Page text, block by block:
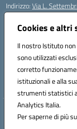
Cookies e
Il nostro Istituto
sono utilizzati
corretto
istituzionali e alla
strumenti statistici
Analytics Italia.
Per saperne di più
Indirizzo:Via L.
Centralino:
Posta elettronica
Codice fiscale:
Codice meccanografico:
Codice Indice delle
Codice unico di